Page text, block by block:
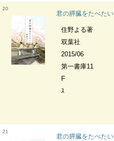
20
君の膵臓をたべたい
住野よる著
双葉社
2015/06
第一書庫11
F
ｽ
21
君の膵臓をたべたい